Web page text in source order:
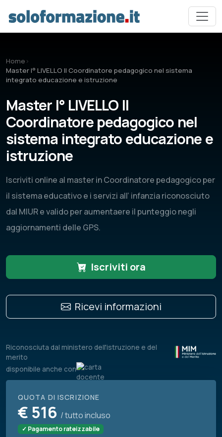
Home ›
Master I° LIVELLO Il Coordinatore pedagogico nel sistema
integrato educazione e istruzione
Master I° LIVELLO Il
Coordinatore pedagogico nel
sistema integrato educazione e
istruzione
Iscriviti online al master in Coordinatore pedagogico per
il sistema educativo e i servizi all’ infanzia riconosciuto
dal MIUR e valido per aumentaere il punteggio negli
aggiornamenti delle GPS.
Iscriviti ora
Ricevi informazioni
Riconosciuta dal ministero dell'istruzione e del
merito
disponibile anche con
QUOTA DI ISCRIZIONE
€ 516 / tutto incluso
✓ Pagamento rateizzabile